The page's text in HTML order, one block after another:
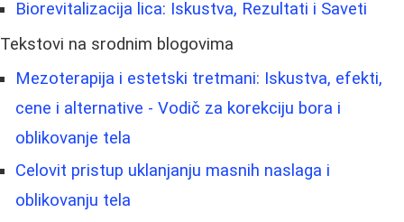
Biorevitalizacija lica: Iskustva, Rezultati i Saveti
Tekstovi na srodnim blogovima
Mezoterapija i estetski tretmani: Iskustva, efekti,
cene i alternative - Vodič za korekciju bora i
oblikovanje tela
Celovit pristup uklanjanju masnih naslaga i
oblikovanju tela